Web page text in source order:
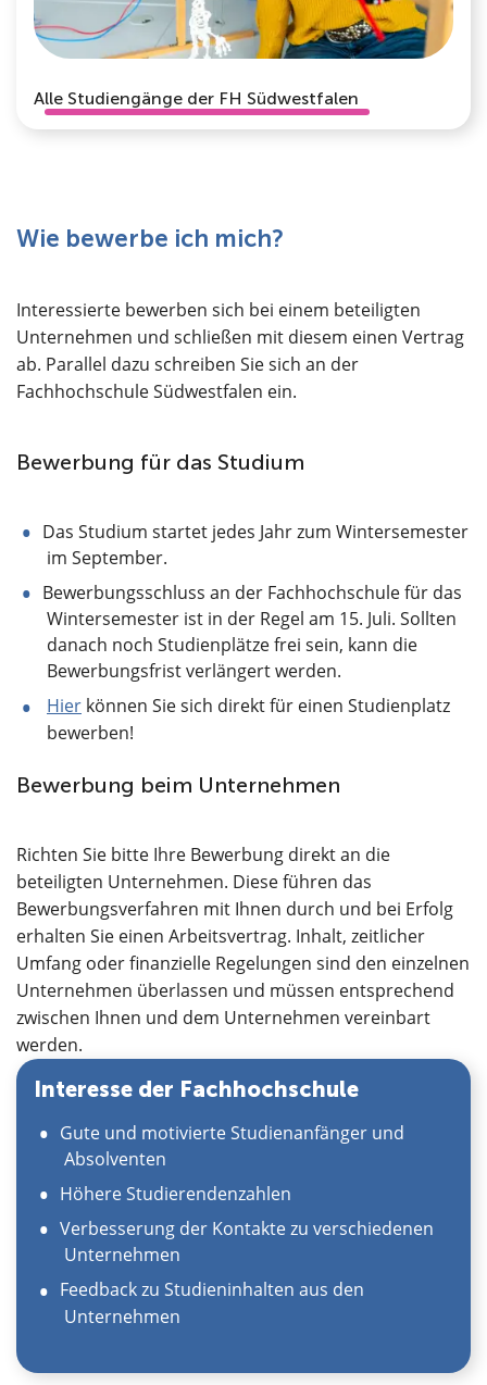
Alle Studiengänge der FH Südwestfalen
Wie bewerbe ich mich?
Interessierte bewerben sich bei einem beteiligten
Unternehmen und schließen mit diesem einen Vertrag
ab. Parallel dazu schreiben Sie sich an der
Fachhochschule Südwestfalen ein.
Bewerbung für das Studium
Das Studium startet jedes Jahr zum Wintersemester
im September.
Bewerbungsschluss an der Fachhochschule für das
Wintersemester ist in der Regel am 15. Juli. Sollten
danach noch Studienplätze frei sein, kann die
Bewerbungsfrist verlängert werden.
Hier können Sie sich direkt für einen Studienplatz
bewerben!
Bewerbung beim Unternehmen
Richten Sie bitte Ihre Bewerbung direkt an die
beteiligten Unternehmen. Diese führen das
Bewerbungsverfahren mit Ihnen durch und bei Erfolg
erhalten Sie einen Arbeitsvertrag. Inhalt, zeitlicher
Umfang oder finanzielle Regelungen sind den einzelnen
Unternehmen überlassen und müssen entsprechend
zwischen Ihnen und dem Unternehmen vereinbart
werden.
Interesse der Fachhochschule
Gute und motivierte Studienanfänger und
Absolventen
Höhere Studierendenzahlen
Verbesserung der Kontakte zu verschiedenen
Unternehmen
Feedback zu Studieninhalten aus den
Unternehmen